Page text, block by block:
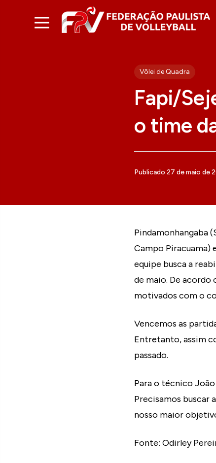
Vôlei de Quadra
Fapi/
o time
Publicado 27 de maio de
Pindamonhangaba
Campo Piracuama)
equipe busca a
de maio. De
motivados com o
Vencemos as
Entretanto, assim
passado.
Para o técnico
Precisamos buscar
nosso maior
Fonte: Odirley